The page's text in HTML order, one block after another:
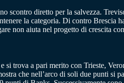
scontro diretto per la salvezza.
la categoria. Di contro
non aiuta nel progetto di crescita
trova a pari merito con Trieste,
che nell’arco di soli due punti si